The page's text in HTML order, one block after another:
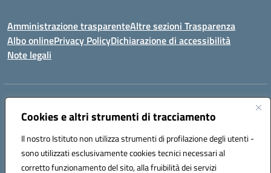
Cookies e altri strumenti di tracciamento
Il nostro Istituto non utilizza strumenti di profilazione degli utenti -
sono utilizzati esclusivamente cookies tecnici necessari al
corretto funzionamento del sito, alla fruibilità dei servizi
Amministrazione trasparenteAltre sezioni Trasparenza
Albo onlinePrivacy PolicyDichiarazione di accessibilità
Note legali
Indirizzo:
Centralino:0923714186 Email:tpvc050004@istruzione.it
Codice fiscale: 91042910819
Codice meccanografico:
TPVC050004